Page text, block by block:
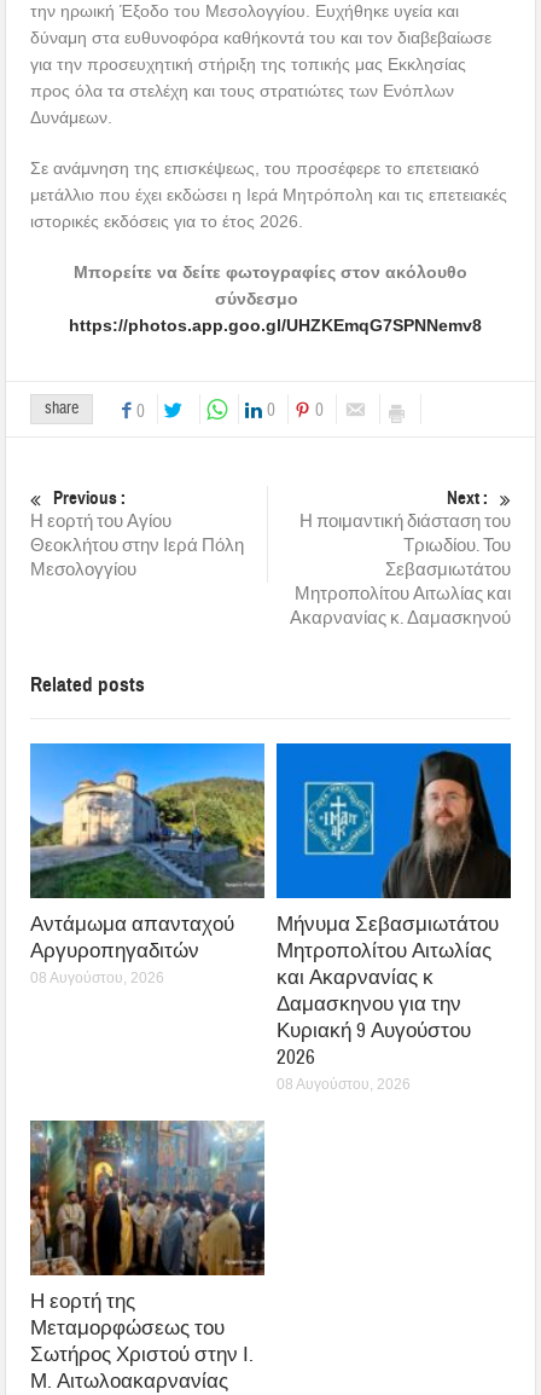
την ηρωική Έξοδο του Μεσολογγίου. Ευχήθηκε υγεία και
δύναμη στα ευθυνοφόρα καθήκοντά του και τον διαβεβαίωσε
για την προσευχητική στήριξη της τοπικής μας Εκκλησίας
προς όλα τα στελέχη και τους στρατιώτες των Ενόπλων
Δυνάμεων.
Σε ανάμνηση της επισκέψεως, του προσέφερε το επετειακό
μετάλλιο που έχει εκδώσει η Ιερά Μητρόπολη και τις επετειακές
ιστορικές εκδόσεις για το έτος 2026.
Μπορείτε να δείτε φωτογραφίες στον ακόλουθο
σύνδεσμο
https://photos.app.goo.gl/UHZKEmqG7SPNNemv8
share 0 0 0
Previous :
Η εορτή του Αγίου
Θεοκλήτου στην Ιερά Πόλη
Μεσολογγίου
Next :
Η ποιμαντική διάσταση του
Τριωδίου. Του
Σεβασμιωτάτου
Μητροπολίτου Αιτωλίας και
Ακαρνανίας κ. Δαμασκηνού
Related posts
Αντάμωμα απανταχού
Αργυροπηγαδιτών
08 Αυγούστου, 2026
Μήνυμα Σεβασμιωτάτου
Μητροπολίτου Αιτωλίας
και Ακαρνανίας κ
Δαμασκηνου για την
Κυριακή 9 Αυγούστου
2026
08 Αυγούστου, 2026
Η εορτή της
Μεταμορφώσεως του
Σωτήρος Χριστού στην Ι.
Μ. Αιτωλοακαρνανίας